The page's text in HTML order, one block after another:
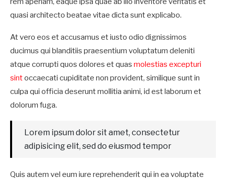
quasi architecto beatae vitae dicta sunt explicabo.
At vero eos et accusamus et iusto odio dignissimos
ducimus qui blanditiis praesentium voluptatum deleniti
atque corrupti quos dolores et quas molestias excepturi
sintoccaecati cupiditate non provident, similique sunt in
culpa qui officia deserunt mollitia animi, id est laborum et
dolorum fuga.
Lorem ipsum dolor sit amet, consectetur
adipisicing elit, sed do eiusmod tempor
Quis autem vel eum iure reprehenderit qui in ea voluptate